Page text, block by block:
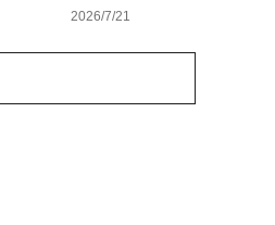
夏ファッション
2026/7/21